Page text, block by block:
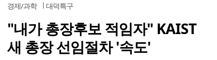
경제/과학 대덕특구
"내가 총장후보 적임자" KAIST
새 총장 선임절차 '속도'